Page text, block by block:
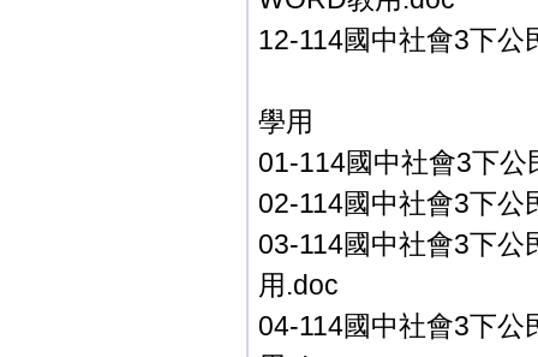
12-114國中社會3下
學用
01-114國中社會3下
02-114國中社會3下
03-114國中社會3下
用.doc
04-114國中社會3下